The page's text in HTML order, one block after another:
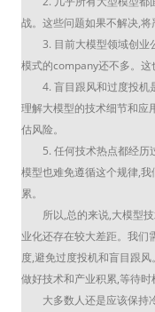
战。这些问题如果不解决,将
3. 目前大模型领域创业
模式的company还不多。这
4. 盲目跟风和过度投机
理解大模型的技术细节和应
估风险。
5. 任何技术热点都经历
模型也难免遵循这个规律,
累。
所以,总的来说,大模型技
业化还存在较大差距。我们
度,避免过度投机和盲目跟
做好技术和产业积累,等待时
大多数人还是应该保持